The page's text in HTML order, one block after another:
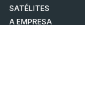
SATÉLITES
A EMPRESA